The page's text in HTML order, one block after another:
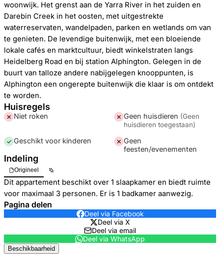
woonwijk. Het grenst aan de Yarra River in het zuiden en
Darebin Creek in het oosten, met uitgestrekte
waterreservaten, wandelpaden, parken en wetlands om van
te genieten. De levendige buitenwijk, met een bloeiende
lokale cafés en marktcultuur, biedt winkelstraten langs
Heidelberg Road en bij station Alphington. Gelegen in de
buurt van talloze andere nabijgelegen knooppunten, is
Alphington een ongerepte buitenwijk die klaar is om ontdekt
te worden.
Huisregels
✕ Niet roken ✕ Geen huisdieren (Geen
huisdieren toegestaan)
✓ Geschikt voor kinderen ✕ Geen
feesten/evenementen
Indeling
Origineel
Dit appartement beschikt over 1 slaapkamer en biedt ruimte
voor maximaal 3 personen. Er is 1 badkamer aanwezig.
Pagina delen
Deel via Facebook
Deel via X
Deel via email
Deel via WhatsApp
Beschikbaarheid